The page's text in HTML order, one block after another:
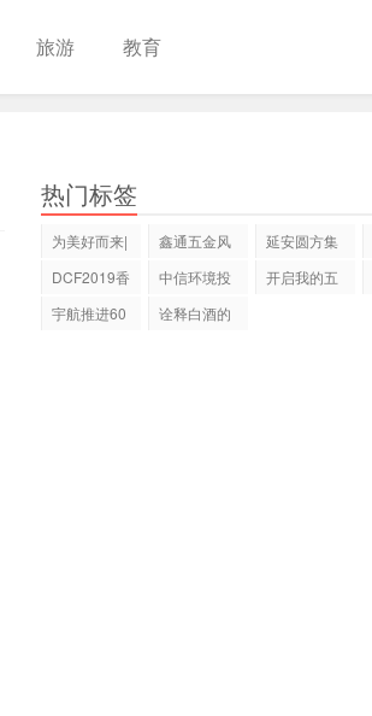
旅游 教育
热门标签
为美好而来|
江
鑫通五金风
后
延安圆方集
DCF2019香
大赛
中信环境投
北
开启我的五
宇航推进60
诠释白酒的